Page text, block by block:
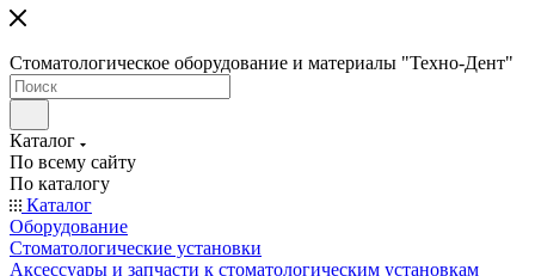
Стоматологическое оборудование и материалы "Техно-Дент"
Каталог
По всему сайту
По каталогу
Каталог
Оборудование
Стоматологические установки
Аксессуары и запчасти к стоматологическим установкам